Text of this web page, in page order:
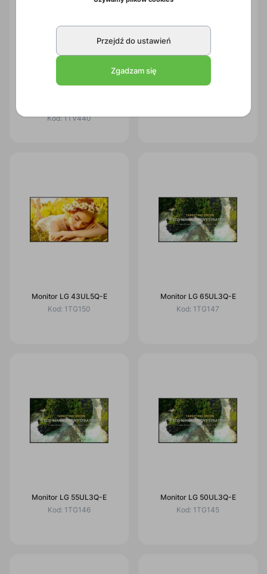
Kod:1TV440
Monitor LG 43UL5Q-E
Kod: 1TG150
Monitor LG 65UL3Q-E
Kod: 1TG147
Monitor LG 55UL3Q-E
Kod: 1TG146
Monitor LG 50UL3Q-E
Kod: 1TG145
Przejdź do ustawień
Zgadzam się